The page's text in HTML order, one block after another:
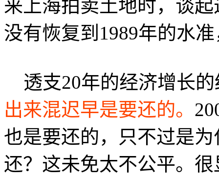
来上海拍卖土地时，谈
没有恢复到1989年的水
透支20年的经济增长
出来混迟早是要还的。
也是要还的，只不过是
还？这未免太不公平。